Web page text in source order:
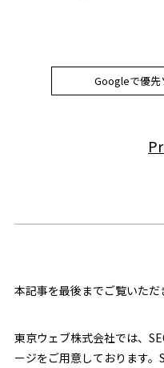
Googleで優先
本記事を最後までご覧いただ
東京ウェブ株式会社では、
ージをご用意しております。